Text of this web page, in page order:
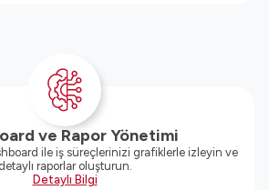
ve Rapor Yönetimi
ile iş süreçlerinizi grafiklerle izleyin ve
detaylı raporlar oluşturun.
Detaylı Bilgi